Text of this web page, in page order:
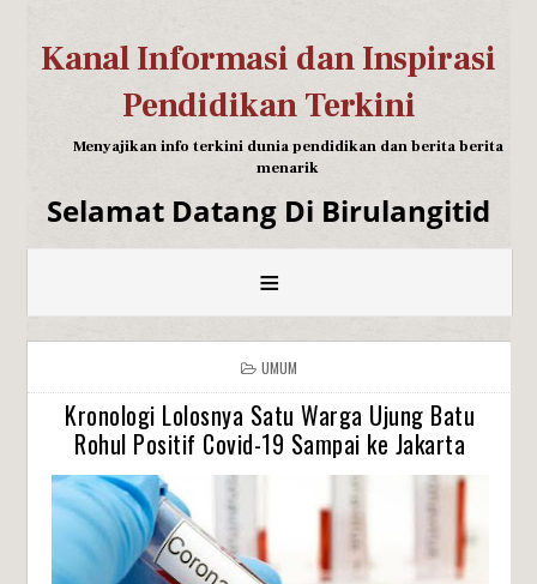
Kanal Informasi dan Inspirasi
Pendidikan Terkini
Menyajikan info terkini dunia pendidikan dan berita berita
menarik
Selamat Datang Di Birulangitid
≡
UMUM
Kronologi Lolosnya Satu Warga Ujung Batu
Rohul Positif Covid-19 Sampai ke Jakarta